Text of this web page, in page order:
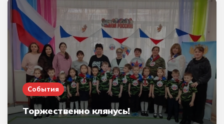
События
Торжественно клянусь!